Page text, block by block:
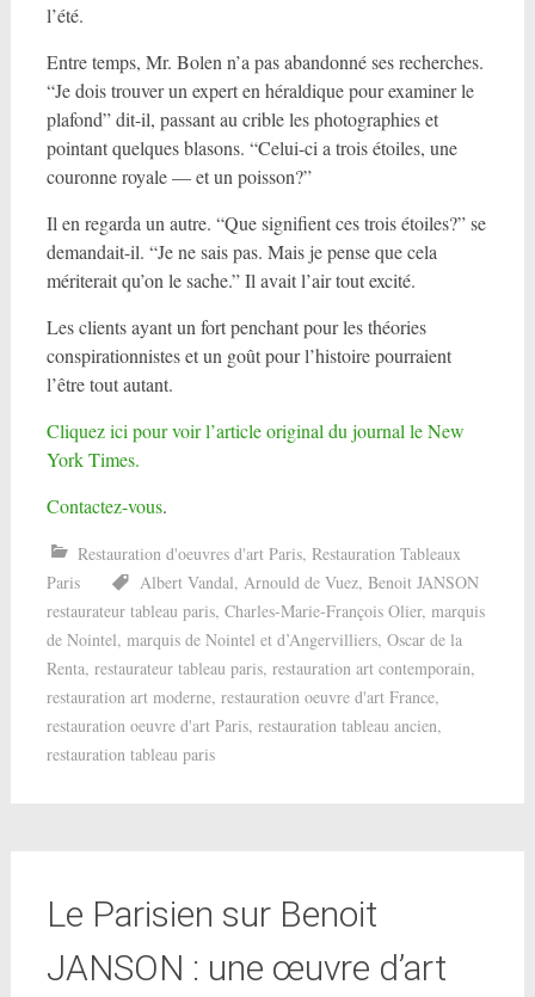
l’été.
Entre temps, Mr. Bolen n’a pas abandonné ses recherches.
“Je dois trouver un expert en héraldique pour examiner le
plafond” dit-il, passant au crible les photographies et
pointant quelques blasons. “Celui-ci a trois étoiles, une
couronne royale — et un poisson?”
Il en regarda un autre. “Que signifient ces trois étoiles?” se
demandait-il. “Je ne sais pas. Mais je pense que cela
mériterait qu’on le sache.” Il avait l’air tout excité.
Les clients ayant un fort penchant pour les théories
conspirationnistes et un goût pour l’histoire pourraient
l’être tout autant.
Cliquez ici pour voir l’article original du journal le New
York Times.
Contactez-vous.
Restauration d'oeuvres d'art Paris, Restauration Tableaux
Paris
Albert Vandal, Arnould de Vuez, Benoit JANSON
restaurateur tableau paris, Charles-Marie-François Olier, marquis
de Nointel, marquis de Nointel et d’Angervilliers, Oscar de la
Renta, restaurateur tableau paris, restauration art contemporain,
restauration art moderne, restauration oeuvre d'art France,
restauration oeuvre d'art Paris, restauration tableau ancien,
restauration tableau paris
Le Parisien sur Benoit
JANSON : une œuvre d’art